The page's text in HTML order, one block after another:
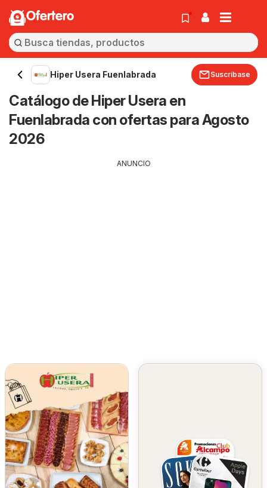
Ofertero
Hiper Usera Fuenlabrada Suscríbase
Catálogo de Hiper Usera en
Fuenlabrada con ofertas para Agosto
2026
ANUNCIO